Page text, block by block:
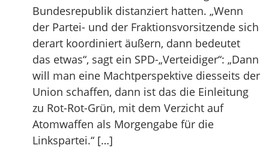
Bundesrepublik distanziert hatten. „Wenn
der Partei- und der Fraktionsvorsitzende sich
derart koordiniert äußern, dann bedeutet
das etwas“, sagt ein SPD-„Verteidiger“: „Dann
will man eine Machtperspektive diesseits der
Union schaffen, dann ist das die Einleitung
zu Rot-Rot-Grün, mit dem Verzicht auf
Atomwaffen als Morgengabe für die
Linkspartei.“ […]